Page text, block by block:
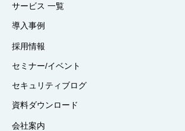
サービス 一覧
導入事例
採用情報
セミナー/イベント
セキュリティブログ
資料ダウンロード
会社案内